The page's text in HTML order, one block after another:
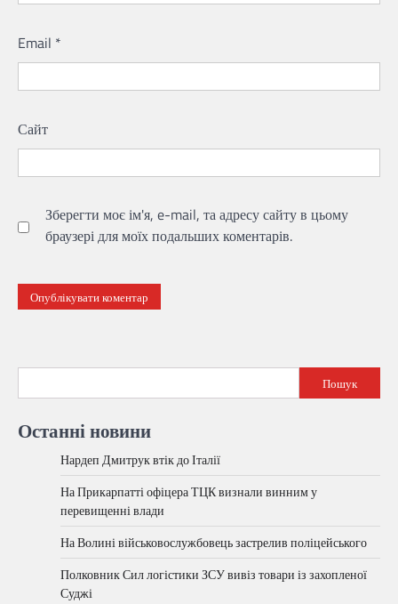
Email *
Сайт
Зберегти моє ім'я, e-mail, та адресу сайту в цьому
браузері для моїх подальших коментарів.
Пошук
Останні новини
Нардеп Дмитрук втік до Італії
На Прикарпатті офіцера ТЦК визнали винним у
перевищенні влади
На Волині військовослужбовець застрелив поліцейського
Полковник Сил логістики ЗСУ вивіз товари із захопленої
Суджі